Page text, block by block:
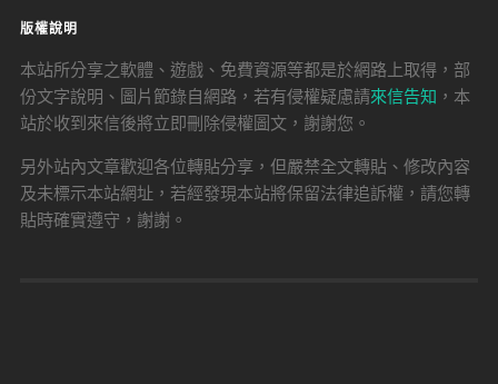
版權說明
本站所分享之軟體、遊戲、免費資源等都是於網路上取得，部
份文字說明、圖片節錄自網路，若有侵權疑慮請來信告知 ，本
站於收到來信後將立即刪除侵權圖文，謝謝您。
另外站內文章歡迎各位轉貼分享，但嚴禁全文轉貼、修改內容
及未標示本站網址，若經發現本站將保留法律追訴權，請您轉
貼時確實遵守，謝謝。